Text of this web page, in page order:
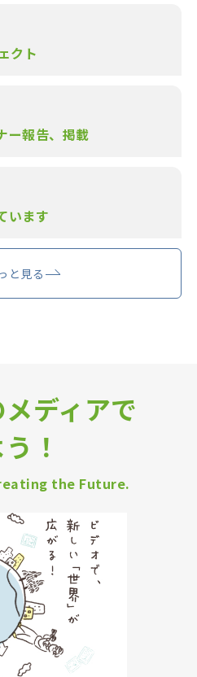
クト
ー報告、掲載
います
と見る
ディアで
！
the Future.